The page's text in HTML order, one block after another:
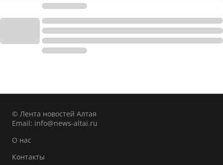
© Лента новостей Алтая
Email: info@news-altai.ru
О нас
Контакты